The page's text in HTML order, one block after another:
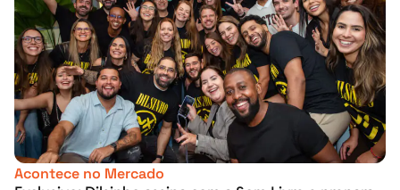
Acontece no Mercado